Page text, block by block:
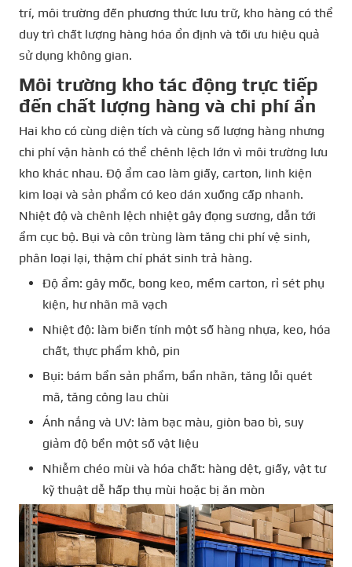
trí, môi trường đến phương thức lưu trữ, kho hàng có thể
duy trì chất lượng hàng hóa ổn định và tối ưu hiệu quả
sử dụng không gian.
Môi trường kho tác động trực tiếp
đến chất lượng hàng và chi phí ẩn
Hai kho có cùng diện tích và cùng số lượng hàng nhưng
chi phí vận hành có thể chênh lệch lớn vì môi trường lưu
kho khác nhau. Độ ẩm cao làm giấy, carton, linh kiện
kim loại và sản phẩm có keo dán xuống cấp nhanh.
Nhiệt độ và chênh lệch nhiệt gây đọng sương, dẫn tới
ẩm cục bộ. Bụi và côn trùng làm tăng chi phí vệ sinh,
phân loại lại, thậm chí phát sinh trả hàng.
Độ ẩm: gây mốc, bong keo, mềm carton, rỉ sét phụ
kiện, hư nhãn mã vạch
Nhiệt độ: làm biến tính một số hàng nhựa, keo, hóa
chất, thực phẩm khô, pin
Bụi: bám bẩn sản phẩm, bẩn nhãn, tăng lỗi quét
mã, tăng công lau chùi
Ánh nắng và UV: làm bạc màu, giòn bao bì, suy
giảm độ bền một số vật liệu
Nhiễm chéo mùi và hóa chất: hàng dệt, giấy, vật tư
kỹ thuật dễ hấp thụ mùi hoặc bị ăn mòn